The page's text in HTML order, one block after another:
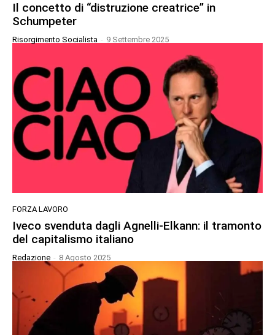
Il concetto di “distruzione creatrice” in
Schumpeter
Risorgimento Socialista - 9 Settembre 2025
FORZA LAVORO
Iveco svenduta dagli Agnelli-Elkann: il tramonto
del capitalismo italiano
Redazione - 8 Agosto 2025